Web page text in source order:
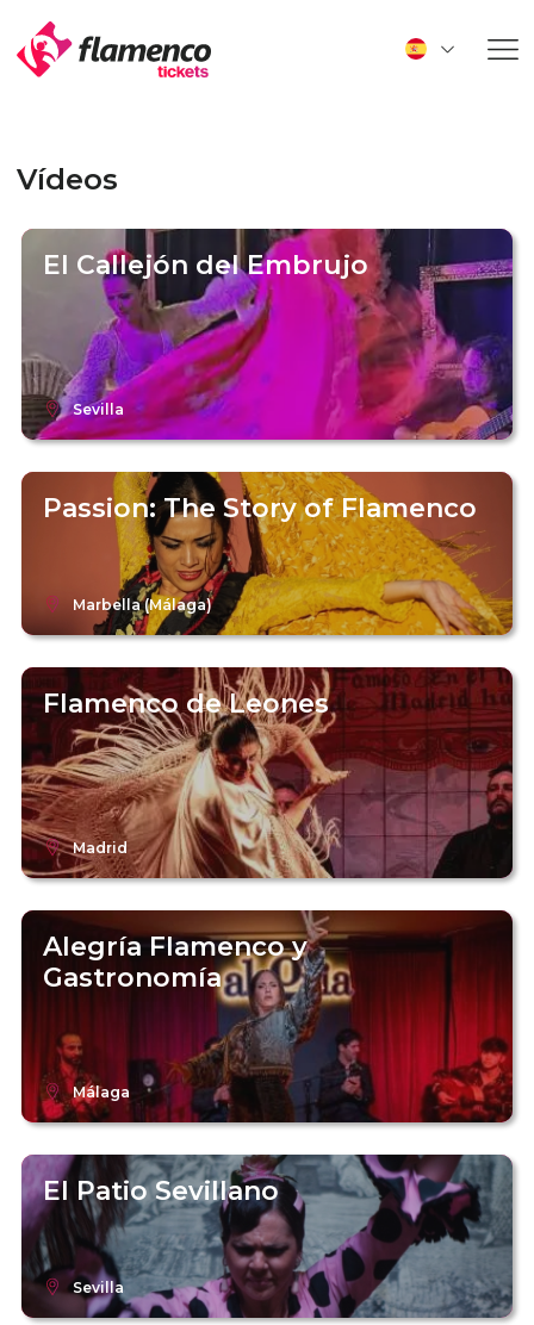
Vídeos
El Callejón del Embrujo
Sevilla
Passion: The Story of Flamenco
Marbella (Málaga)
Flamenco de Leones
Madrid
Alegría Flamenco y
Gastronomía
Málaga
El Patio Sevillano
Sevilla